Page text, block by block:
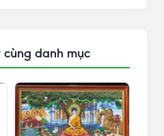
danh mục